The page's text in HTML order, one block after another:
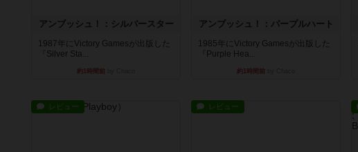
アンブッシュ！：シルバースター
1987年にVictory Gamesが出版した
『Silver Sta...
約1時間前
アンブッシュ！：パープルハート
1985年にVictory Gamesが出版した
『Purple Hea...
約1時間前
レビュー レビュー